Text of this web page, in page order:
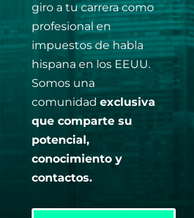
giro a tu carrera como
profesional en
impuestos de habla
hispana en los EEUU.
Somos una
comunidad exclusiva
que comparte su
potencial,
conocimiento y
contactos.